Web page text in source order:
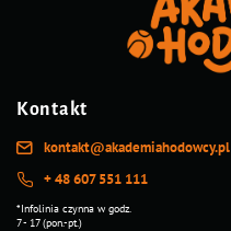
Kontakt
kontakt@akademiahodowcy.pl
+ 48 607 551 111
*Infolinia czynna w godz.
7 - 17 (pon.-pt.)